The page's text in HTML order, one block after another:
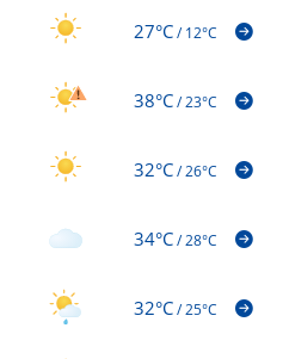
27°C/12°C
38°C/23°C
32°C/26°C
34°C/28°C
32°C/25°C